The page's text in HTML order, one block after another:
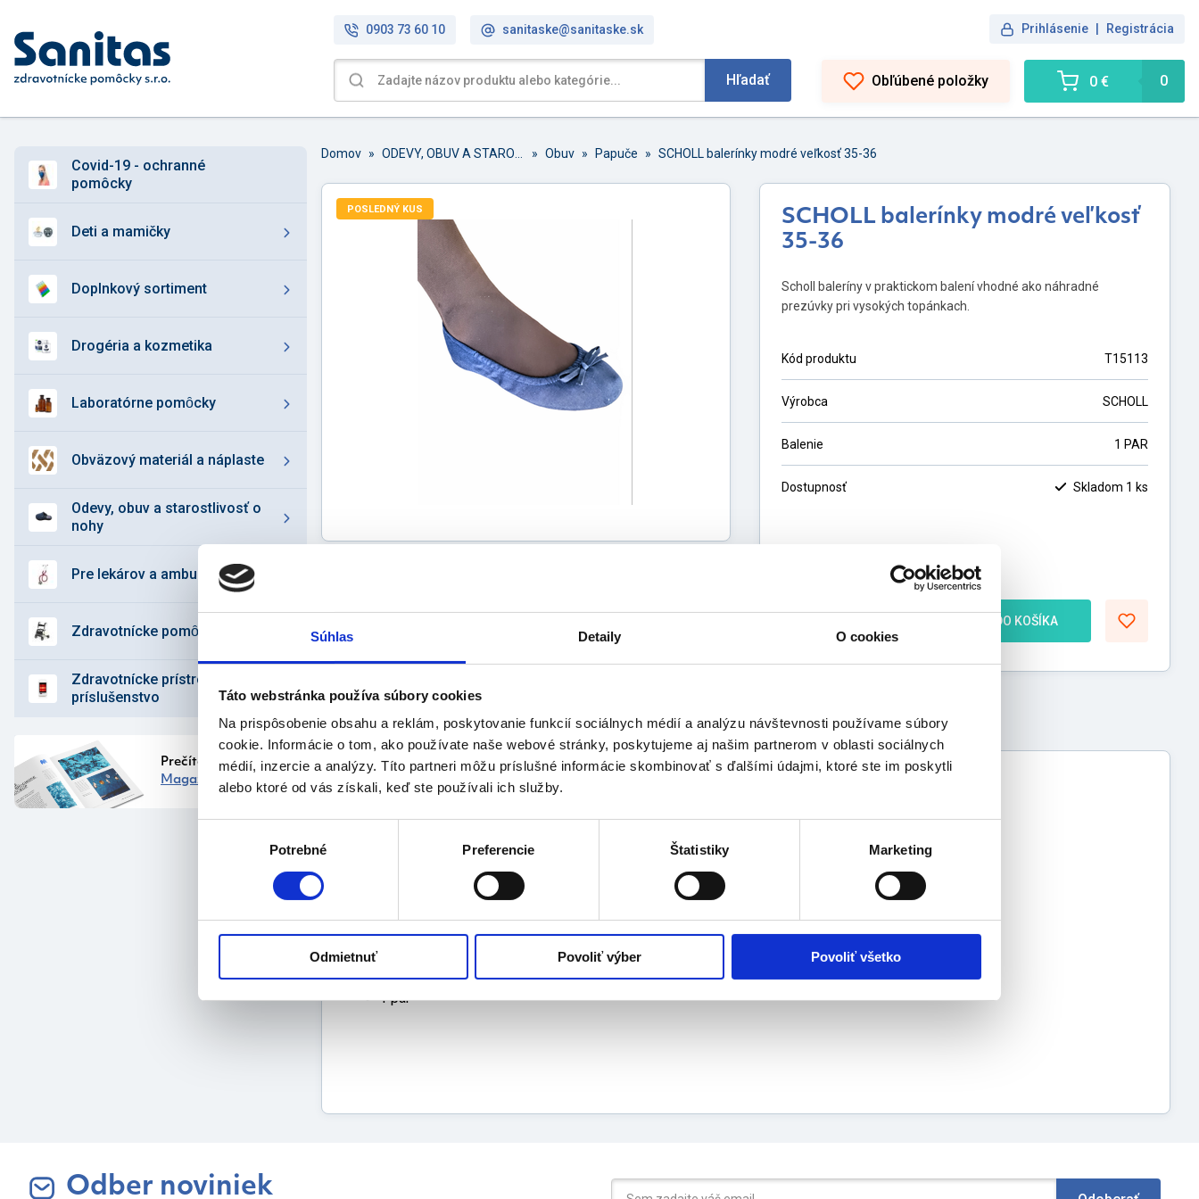
Súhlas Detaily O cookies
Táto webstránka používa súbory cookies
Na prispôsobenie obsahu a reklám, poskytovanie funkcií sociálnych médií a analýzu návštevnosti používame súbory
cookie. Informácie o tom, ako používate naše webové stránky, poskytujeme aj našim partnerom v oblasti sociálnych
médií, inzercie a analýzy. Títo partneri môžu príslušné informácie skombinovať s ďalšími údajmi, ktoré ste im poskytli
alebo ktoré od vás získali, keď ste používali ich služby.
Potrebné Preferencie Štatistiky Marketing
Odmietnuť Povoliť výber Povoliť všetko
0903 73 60 10 sanitaske@sanitaske.sk
Hľadať
Prihlásenie Registrácia
Obľúbené položky 0 € 0
covid-19 - ochranné
pomôcky
deti a mamičky
doplnkový sortiment
drogéria a kozmetika
laboratórne pomȏcky
obväzový materiál a náplaste
odevy, obuv a starostlivosť o
nohy
pre lekárov a ambulancie
zdravotnícke pomȏcky
zdravotnícke prístroje a
príslušenstvo
Prečítajte si náš
Magazín
Domov » » Obuv » Papuče » SCHOLL balerínky modré veľkosť 35-36
POSLEDNÝ KUS
SCHOLL balerínky modré veľkosť
35-36
Scholl baleríny v praktickom balení vhodné ako náhradné
prezúvky pri vysokých topánkach.
Kód produktu T15113
Výrobca SCHOLL
Balenie 1 PAR
Dostupnosť Skladom 1 ks
DO KOŠÍKA
Popis
produktu
Výrobca
Vlastnosti:
použitie: outdoor
35 - 36
Balenie:
1 pár
Odber noviniek